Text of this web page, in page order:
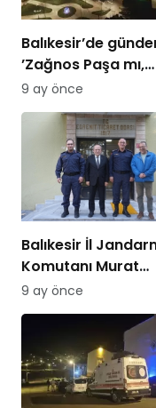
Balıkesir’de
’Zağnos Paşa mı,
İsmet Paşa mı
9 ay önce
Balıkesir İl
Komutanı Murat
Özer’den Edremit
Ticaret Odasına
9 ay önce